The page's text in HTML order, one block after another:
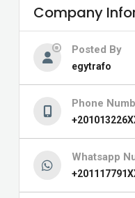
Company
Posted By
egytrafo
Phone
Whatsapp